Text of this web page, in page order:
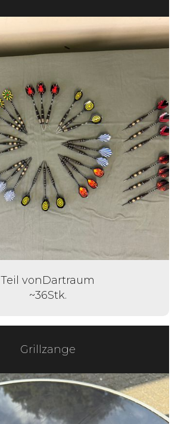
Teil vonDartraum
~36Stk.
Grillzange